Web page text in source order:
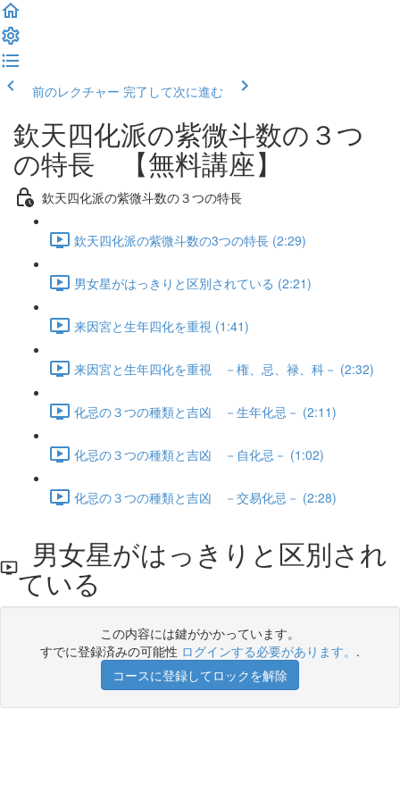
前のレクチャー 完了して次に進む
欽天四化派の紫微斗数の３つ
の特長 【無料講座】
欽天四化派の紫微斗数の３つの特長
欽天四化派の紫微斗数の3つの特長 (2:29)
男女星がはっきりと区別されている (2:21)
来因宮と生年四化を重視 (1:41)
来因宮と生年四化を重視 －権、忌、禄、科－ (2:32)
化忌の３つの種類と吉凶 －生年化忌－ (2:11)
化忌の３つの種類と吉凶 －自化忌－ (1:02)
化忌の３つの種類と吉凶 －交易化忌－ (2:28)
男女星がはっきりと区別され
ている
この内容には鍵がかかっています。
すでに登録済みの可能性 ログインする必要があります。 .
コースに登録してロックを解除